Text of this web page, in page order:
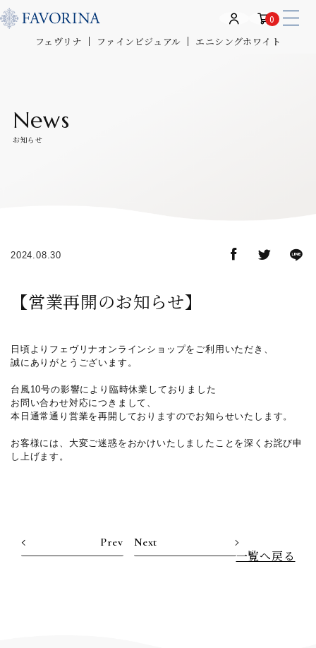
0
フェヴリナ ファインビジュアル エニシングホワイト
News
お知らせ
2024.08.30
【営業再開のお知らせ】
日頃よりフェヴリナオンラインショップをご利用いただき、
誠にありがとうございます。
台風10号の影響により臨時休業しておりました
お問い合わせ対応につきまして、
本日通常通り営業を再開しておりますのでお知らせいたします。
お客様には、大変ご迷惑をおかけいたしましたことを深くお詫び申
し上げます。
Prev
一覧へ戻る
Next